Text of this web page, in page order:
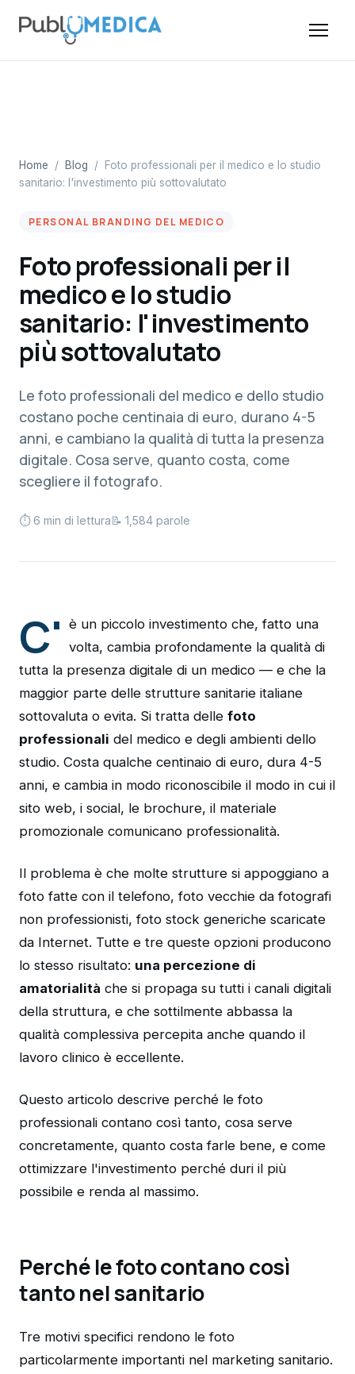
Home / Blog /
Foto professionali per il medico e lo studio
sanitario: l'investimento più sottovalutato
PERSONAL BRANDING DEL MEDICO
Foto professionali per il
medico e lo studio
sanitario: l'investimento
più sottovalutato
Le foto professionali del medico e dello studio
costano poche centinaia di euro, durano 4-5
anni, e cambiano la qualità di tutta la presenza
digitale. Cosa serve, quanto costa, come
scegliere il fotografo.
⏱ 6 min di lettura📝 1,584 parole
C' è un piccolo investimento che, fatto una
volta, cambia profondamente la qualità di
tutta la presenza digitale di un medico — e che la
maggior parte delle strutture sanitarie italiane
sottovaluta o evita. Si tratta delle foto
professionali del medico e degli ambienti dello
studio. Costa qualche centinaio di euro, dura 4-5
anni, e cambia in modo riconoscibile il modo in cui il
sito web, i social, le brochure, il materiale
promozionale comunicano professionalità.
Il problema è che molte strutture si appoggiano a
foto fatte con il telefono, foto vecchie da fotografi
non professionisti, foto stock generiche scaricate
da Internet. Tutte e tre queste opzioni producono
lo stesso risultato: una percezione di
amatorialità che si propaga su tutti i canali digitali
della struttura, e che sottilmente abbassa la
qualità complessiva percepita anche quando il
lavoro clinico è eccellente.
Questo articolo descrive perché le foto
professionali contano così tanto, cosa serve
concretamente, quanto costa farle bene, e come
ottimizzare l'investimento perché duri il più
possibile e renda al massimo.
Perché le foto contano così
tanto nel sanitario
Tre motivi specifici rendono le foto
particolarmente importanti nel marketing sanitario.